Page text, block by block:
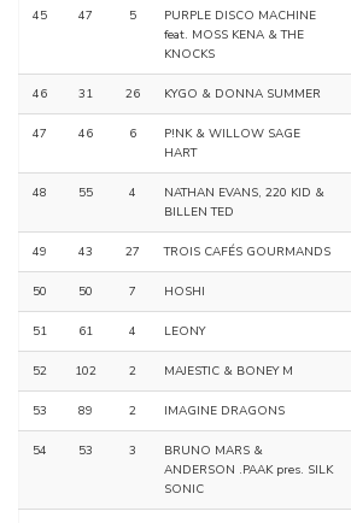
45 47 5
PURPLE DISCO MACHINE
feat. MOSS KENA & THE
KNOCKS
46 31 26 KYGO & DONNA SUMMER
47 46 6
P!NK & WILLOW SAGE
HART
48 55 4
NATHAN EVANS, 220 KID &
BILLEN TED
49 43 27 TROIS CAFÉS GOURMANDS
50 50 7 HOSHI
51 61 4 LEONY
52 102 2 MAJESTIC & BONEY M
53 89 2 IMAGINE DRAGONS
54 53 3
BRUNO MARS &
ANDERSON .PAAK pres. SILK
SONIC